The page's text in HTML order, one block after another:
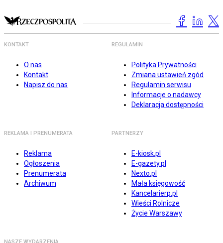
KONTAKT
O nas
Kontakt
Napisz do nas
REGULAMIN
Polityka Prywatności
Zmiana ustawień zgód
Regulamin serwisu
Informacje o nadawcy
Deklaracja dostępności
REKLAMA I PRENUMERATA
Reklama
Ogłoszenia
Prenumerata
Archiwum
PARTNERZY
E-kiosk.pl
E-gazety.pl
Nexto.pl
Mała księgowość
Kancelarierp.pl
Wieści Rolnicze
Życie Warszawy